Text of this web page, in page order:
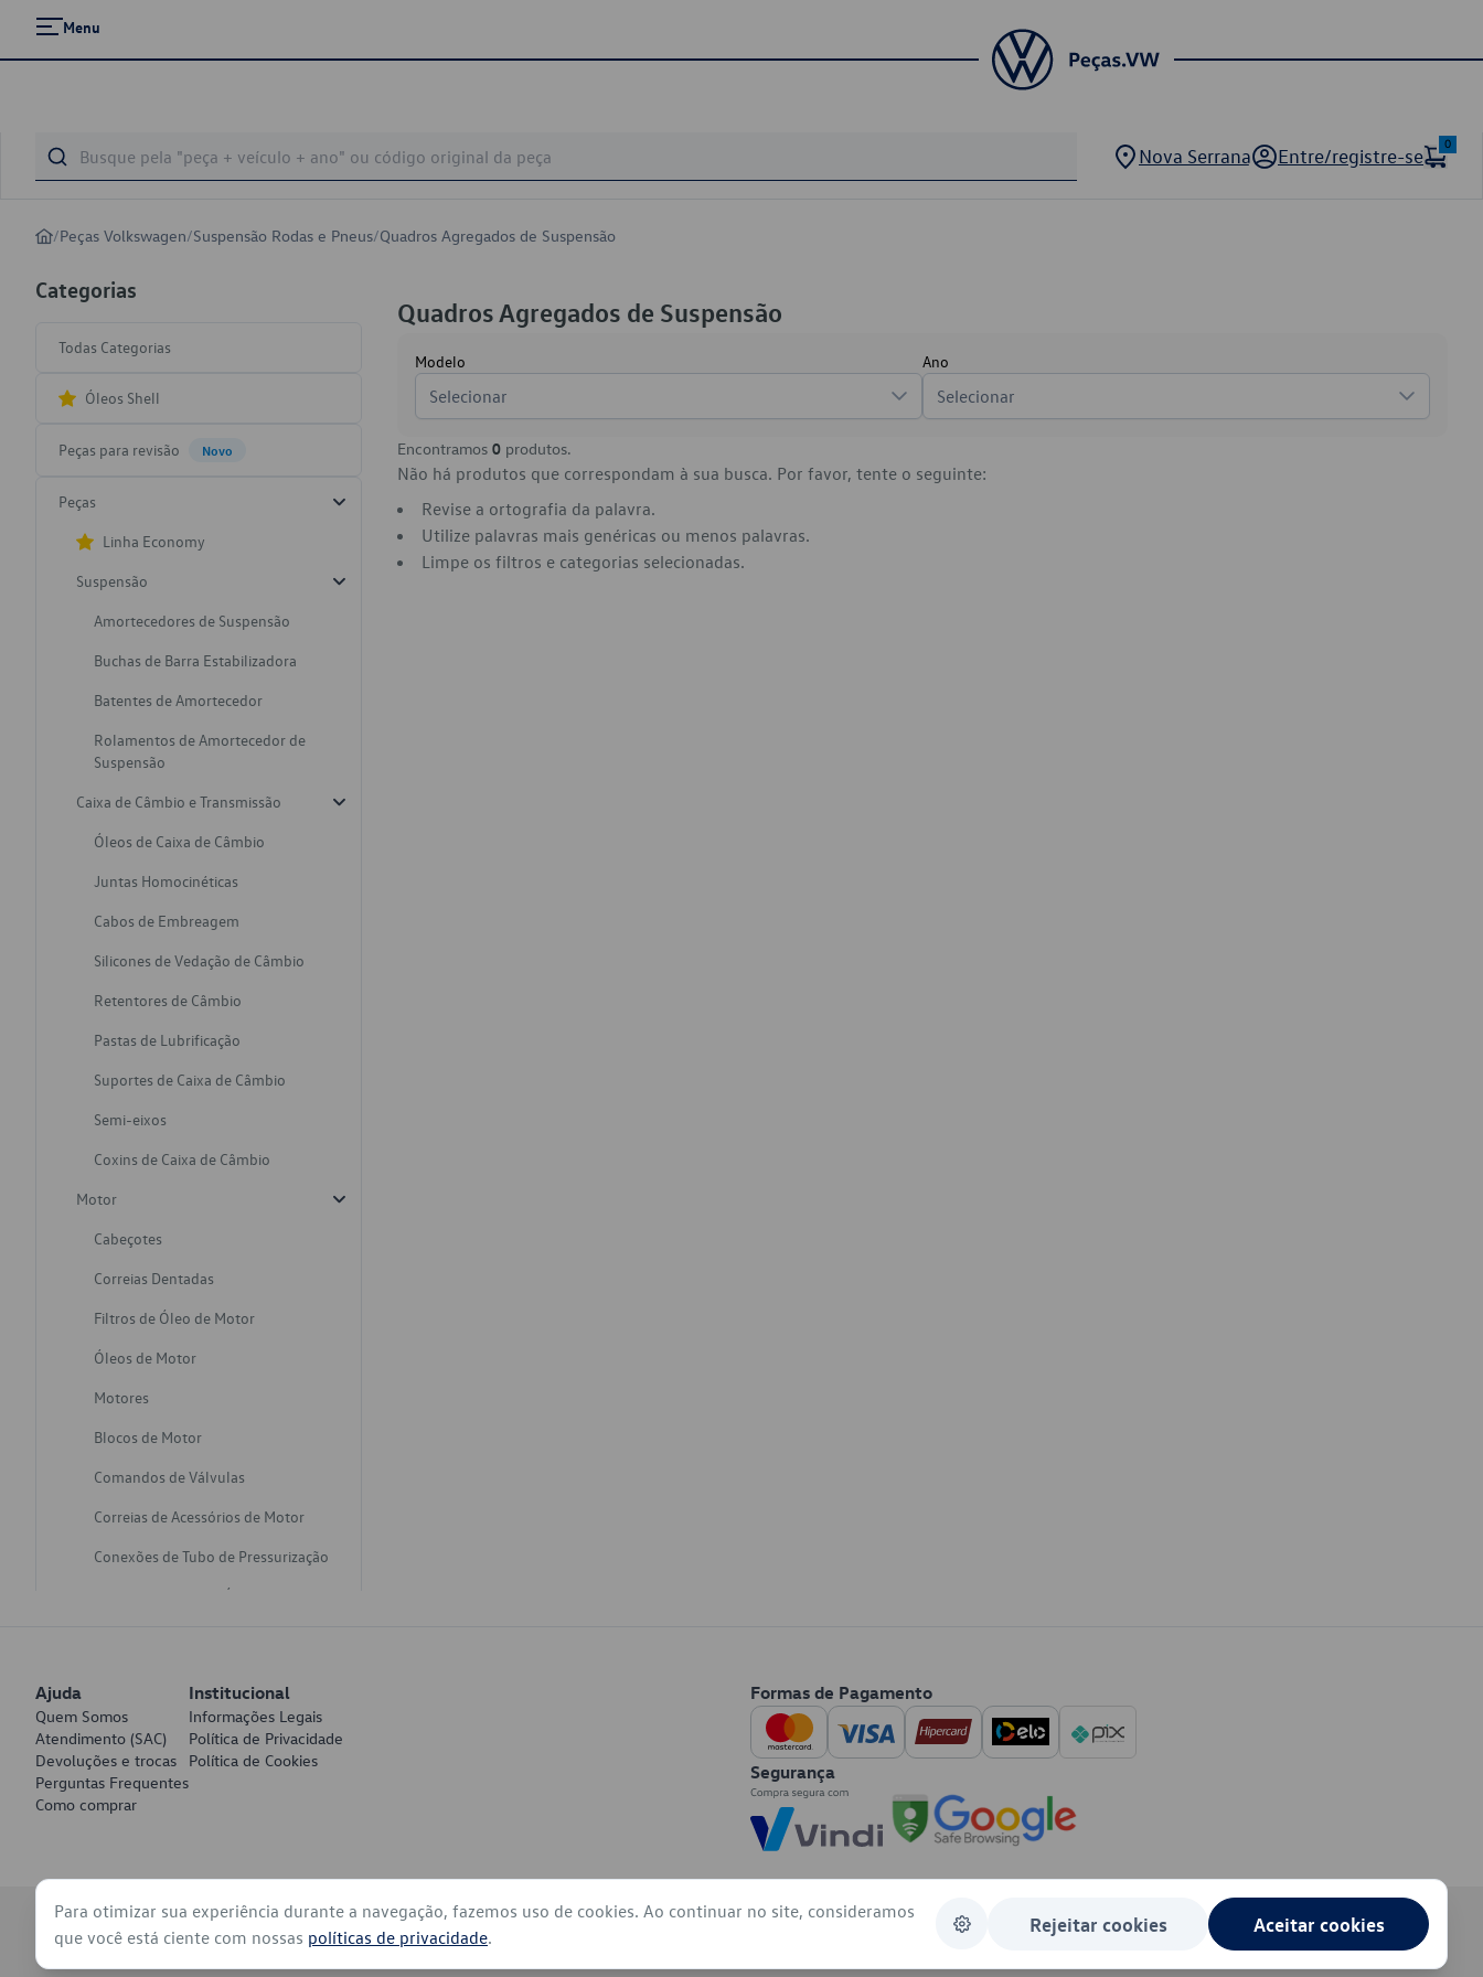
Menu
Nova Serrana Entre/registre-se
0
/Peças Volkswagen/Suspensão Rodas e Pneus/Quadros Agregados de Suspensão
Categorias
Todas Categorias
Óleos Shell
Peças para revisão Novo
Peças
Linha Economy
Suspensão
Amortecedores de Suspensão
Buchas de Barra Estabilizadora
Batentes de Amortecedor
Rolamentos de Amortecedor de
Suspensão
Caixa de Câmbio e Transmissão
Óleos de Caixa de Câmbio
Juntas Homocinéticas
Cabos de Embreagem
Silicones de Vedação de Câmbio
Retentores de Câmbio
Pastas de Lubrificação
Suportes de Caixa de Câmbio
Semi-eixos
Coxins de Caixa de Câmbio
Motor
Cabeçotes
Correias Dentadas
Filtros de Óleo de Motor
Óleos de Motor
Motores
Blocos de Motor
Comandos de Válvulas
Correias de Acessórios de Motor
Conexões de Tubo de Pressurização
Varetas de Nivel de Óleo
Discos de Freio
Juntas de Bomba de Vácuo
Mangueiras de Vácuo de Servo
Pratos de Disco de Freio
Travas de Pastilha de Freio
Quadros Agregados de Suspensão
Modelo
Selecionar
Ano
Selecionar
Encontramos 0 produtos.
Não há produtos que correspondam à sua busca. Por favor, tente o seguinte:
Revise a ortografia da palavra.
Utilize palavras mais genéricas ou menos palavras.
Limpe os filtros e categorias selecionadas.
Ajuda
Quem Somos
Atendimento (SAC)
Devoluções e trocas
Perguntas Frequentes
Como comprar
Institucional
Informações Legais
Política de Privacidade
Política de Cookies
Formas de Pagamento
Segurança
© 2026 - Volkswagen do Brasil - Todos os direitos reservados
Para otimizar sua experiência durante a navegação, fazemos uso de cookies. Ao continuar no site, consideramos
que você está ciente com nossas políticas de privacidade.
Rejeitar cookies Aceitar cookies